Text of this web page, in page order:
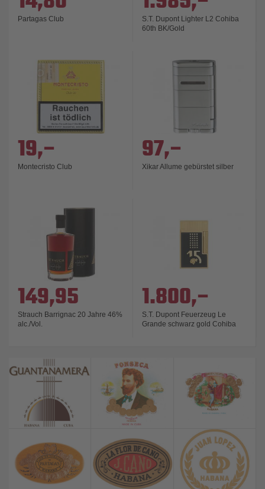
Partagas Club
S.T. Dupont Lighter L2 Cohiba
60th BK/Gold
19,–
Montecristo Club 97,–
Xikar Allume gebürstet silber
149,95
Strauch Barrignac 20 Jahre 46%
alc./Vol.
1.800,–
S.T. Dupont Feuerzeug Le
Grande schwarz gold Cohiba